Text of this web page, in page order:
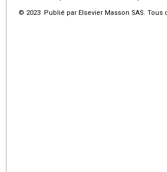
© 2023 Publié par Elsevier Masson SAS. Tous